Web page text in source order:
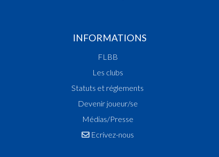
INFORMATIONS
FLBB
Les clubs
Statuts et réglements
Devenir joueur/se
Médias/Presse
Ecrivez-nous